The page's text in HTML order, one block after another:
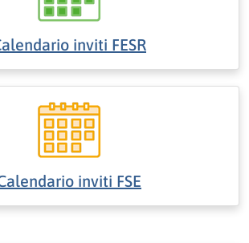
inviti FESR
inviti FSE